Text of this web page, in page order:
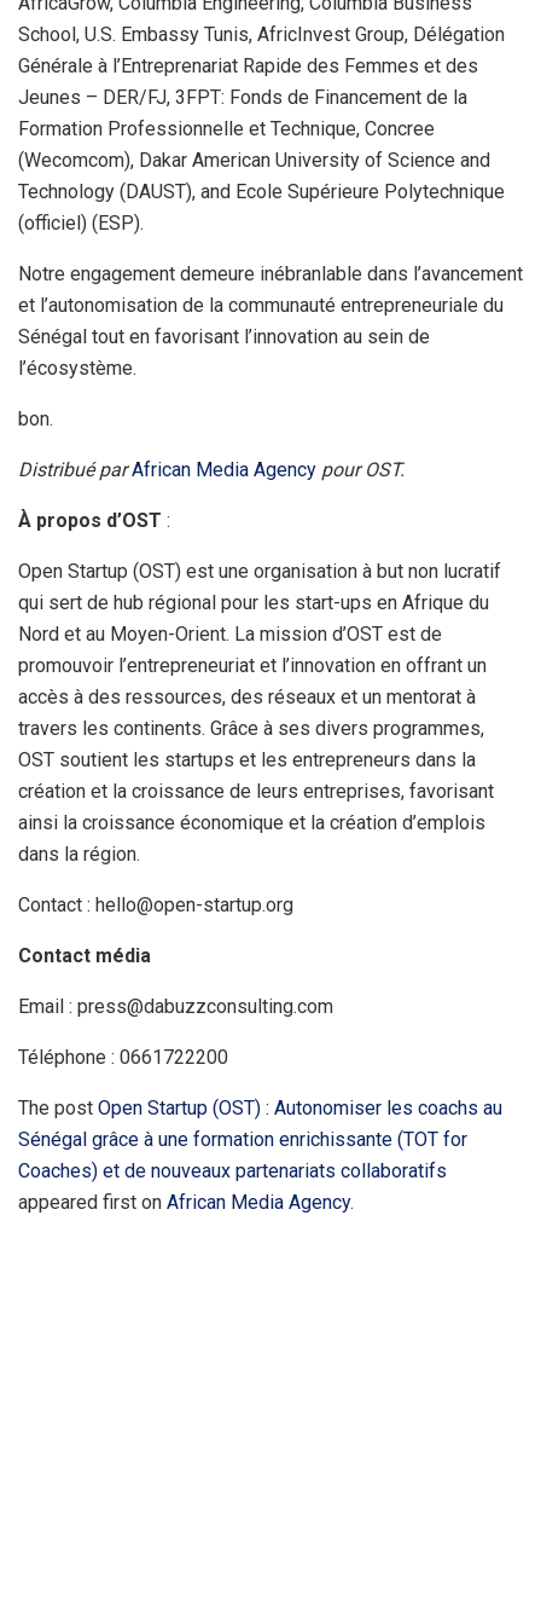
School, U.S. Embassy Tunis, AfricInvest Group, Délégation
Générale à l’Entreprenariat Rapide des Femmes et des
Jeunes – DER/FJ, 3FPT: Fonds de Financement de la
Formation Professionnelle et Technique, Concree
(Wecomcom), Dakar American University of Science and
Technology (DAUST), and Ecole Supérieure Polytechnique
(officiel) (ESP).
Notre engagement demeure inébranlable dans l’avancement
et l’autonomisation de la communauté entrepreneuriale du
Sénégal tout en favorisant l’innovation au sein de
l’écosystème.
bon.
Distribué parAfrican Media Agency pour OST.
À propos d’OST :
Open Startup (OST) est une organisation à but non lucratif
qui sert de hub régional pour les start-ups en Afrique du
Nord et au Moyen-Orient. La mission d’OST est de
promouvoir l’entrepreneuriat et l’innovation en offrant un
accès à des ressources, des réseaux et un mentorat à
travers les continents. Grâce à ses divers programmes,
OST soutient les startups et les entrepreneurs dans la
création et la croissance de leurs entreprises, favorisant
ainsi la croissance économique et la création d’emplois
dans la région.
Contact : hello@open-startup.org
Contact média
Email : press@dabuzzconsulting.com
Téléphone : 0661722200
The post Open Startup (OST) : Autonomiser les coachs au
Sénégal grâce à une formation enrichissante (TOT for
Coaches) et de nouveaux partenariats collaboratifs
appeared first on African Media Agency.